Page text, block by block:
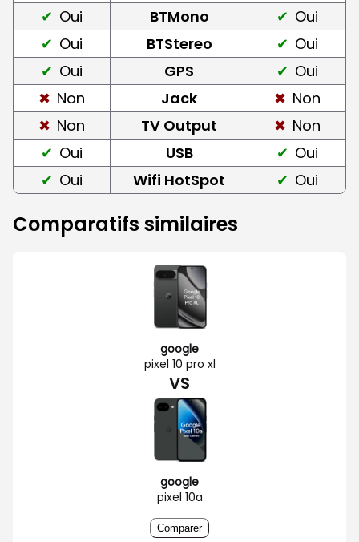
Oui
BTMono
Oui
Oui
BTStereo
Oui
Oui
GPS
Oui
Non
Jack
Non
Non
TV Output
Non
Oui
USB
Oui
Oui
Wifi HotSpot Oui
Comparatifs similaires
google
pixel 10 pro xl
VS
google
pixel 10a
Comparer